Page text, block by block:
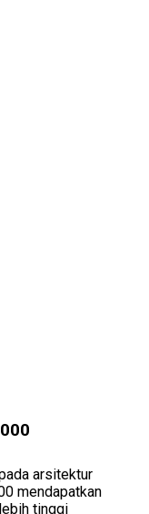
arsitektur
mendapatkan
tinggi